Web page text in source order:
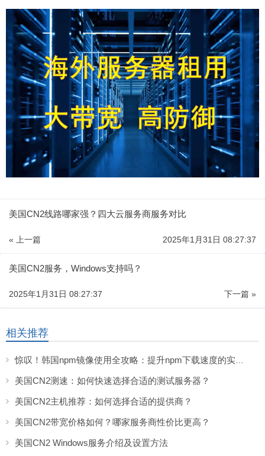
美国CN2线路哪家强？四大云服务商服务对比
« 上一篇 2025年1月31日 08:27:37
美国CN2服务，Windows支持吗？
下一篇 »
2025年1月31日 08:27:37
相关推荐
美国CN2测速：如何快速选择合适的测试服务器？
美国CN2主机推荐：如何选择合适的提供商？
美国CN2带宽价格如何？哪家服务商性价比更高？
美国CN2 Windows服务介绍及设置方法